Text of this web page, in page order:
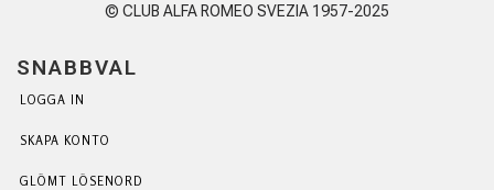
© CLUB ALFA ROMEO SVEZIA 1957-2025
SNABBVAL
LOGGA IN
SKAPA KONTO
GLÖMT LÖSENORD